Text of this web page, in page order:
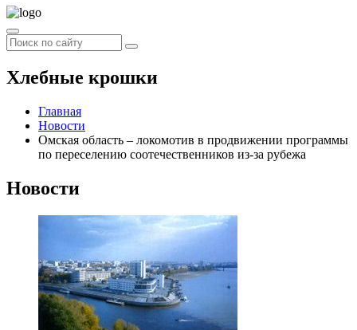
Хлебные крошки
Главная
Новости
Омская область – локомотив в продвижении программы
по переселению соотечественников из-за рубежа
Новости